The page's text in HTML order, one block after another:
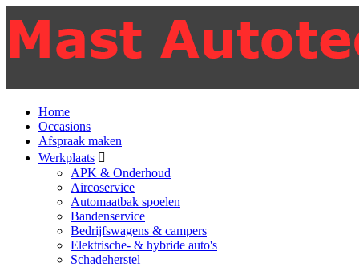
Home
Occasions
Afspraak maken
Werkplaats
APK & Onderhoud
Aircoservice
Automaatbak spoelen
Bandenservice
Bedrijfswagens & campers
Elektrische- & hybride auto's
Schadeherstel